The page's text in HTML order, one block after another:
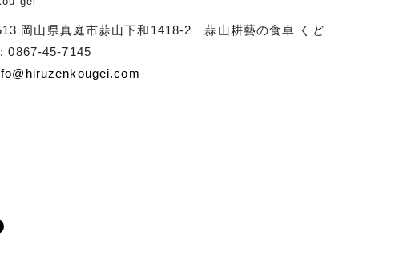
岡山県真庭市蒜山下和1418-2 蒜山耕藝の食卓 くど
0867-45-7145